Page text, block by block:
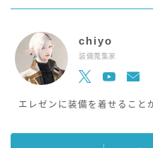
chiyo
装備蒐集家
エレゼンに装備を着せること